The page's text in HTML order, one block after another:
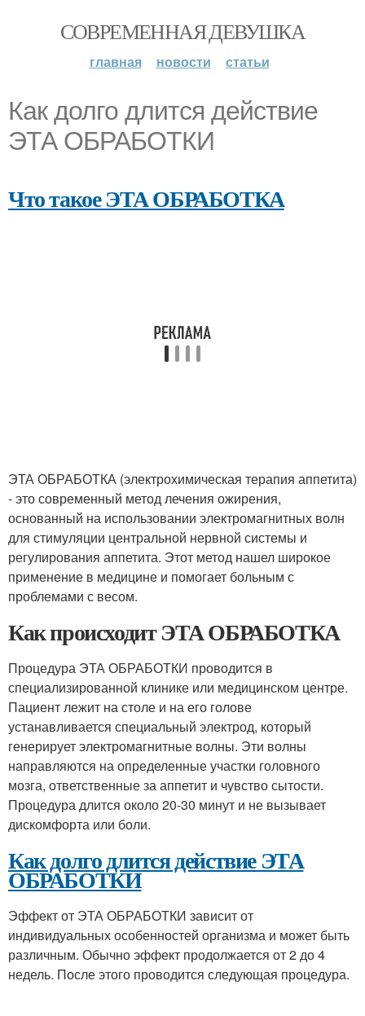
СОВРЕМЕННАЯ ДЕВУШКА
главная новости статьи
Как долго длится действие
ЭТА ОБРАБОТКИ
Что такое ЭТА ОБРАБОТКА
ЭТА ОБРАБОТКА (электрохимическая терапия аппетита)
- это современный метод лечения ожирения,
основанный на использовании электромагнитных волн
для стимуляции центральной нервной системы и
регулирования аппетита. Этот метод нашел широкое
применение в медицине и помогает больным с
проблемами с весом.
Как происходит ЭТА ОБРАБОТКА
Процедура ЭТА ОБРАБОТКИ проводится в
специализированной клинике или медицинском центре.
Пациент лежит на столе и на его голове
устанавливается специальный электрод, который
генерирует электромагнитные волны. Эти волны
направляются на определенные участки головного
мозга, ответственные за аппетит и чувство сытости.
Процедура длится около 20-30 минут и не вызывает
дискомфорта или боли.
Как долго длится действие ЭТА
ОБРАБОТКИ
Эффект от ЭТА ОБРАБОТКИ зависит от
индивидуальных особенностей организма и может быть
различным. Обычно эффект продолжается от 2 до 4
недель. После этого проводится следующая процедура.